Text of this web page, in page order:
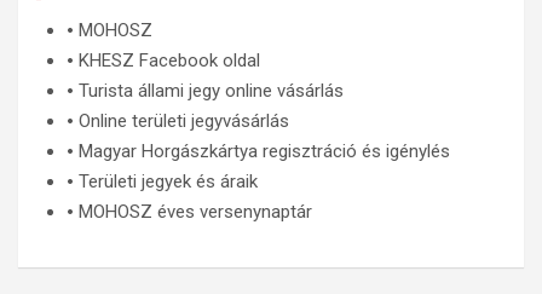
🞄 MOHOSZ
🞄 KHESZ Facebook oldal
🞄 Turista állami jegy online vásárlás
🞄 Online területi jegyvásárlás
🞄 Magyar Horgászkártya regisztráció és igénylés
🞄 Területi jegyek és áraik
🞄 MOHOSZ éves versenynaptár